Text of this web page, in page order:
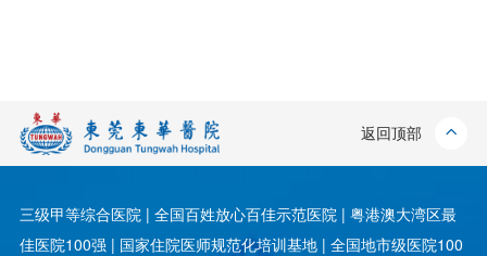
返回顶部
三级甲等综合医院 | 全国百姓放心百佳示范医院 | 粤港澳大湾区最
佳医院100强 | 国家住院医师规范化培训基地 | 全国地市级医院100